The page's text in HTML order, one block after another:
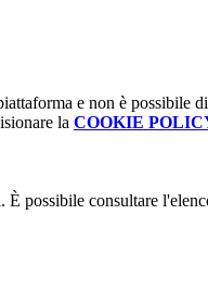
e non è possibile
la COOKIE
possibile consultare